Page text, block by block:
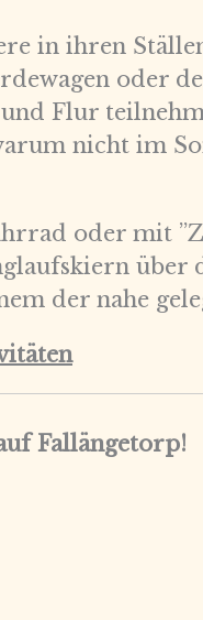
in ihren
oder
Flur
nicht im
oder mit
über
der nahe
Fallängetorp!